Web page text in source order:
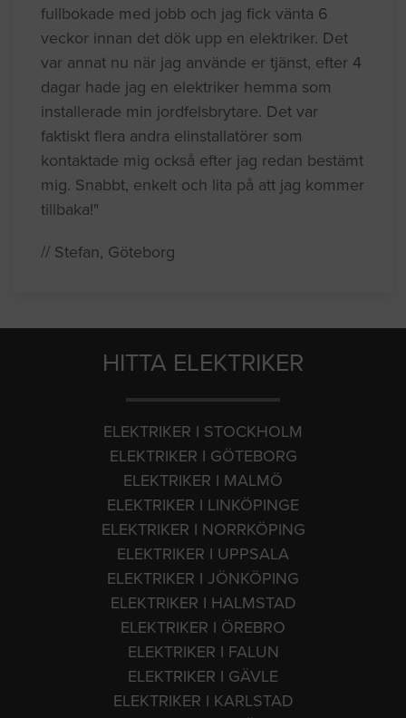
fullbokade med jobb och jag fick vänta 6
veckor innan det dök upp en elektriker. Det
var annat nu när jag använde er tjänst, efter 4
dagar hade jag en elektriker hemma som
installerade min jordfelsbrytare. Det var
faktiskt flera andra elinstallatörer som
kontaktade mig också efter jag redan bestämt
mig. Snabbt, enkelt och lita på att jag kommer
tillbaka!"
// Stefan, Göteborg
HITTA ELEKTRIKER
ELEKTRIKER I STOCKHOLM
ELEKTRIKER I GÖTEBORG
ELEKTRIKER I MALMÖ
ELEKTRIKER I LINKÖPINGE
ELEKTRIKER I NORRKÖPING
ELEKTRIKER I UPPSALA
ELEKTRIKER I JÖNKÖPING
ELEKTRIKER I HALMSTAD
ELEKTRIKER I ÖREBRO
ELEKTRIKER I FALUN
ELEKTRIKER I GÄVLE
ELEKTRIKER I KARLSTAD